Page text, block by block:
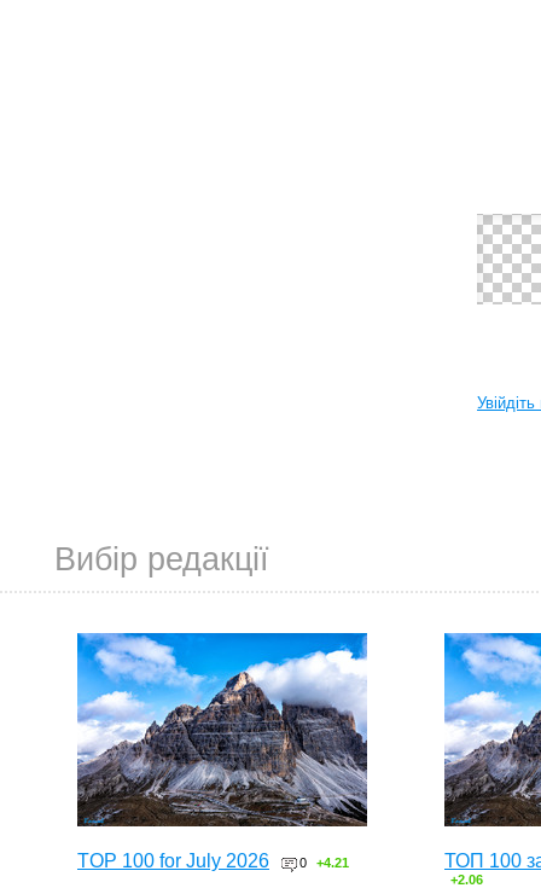
Вибір редакції
TOP 100 for July 2026 0 +4.21 ТОП 100
+2.06